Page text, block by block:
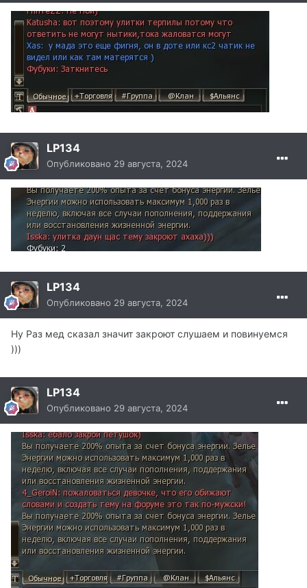
LP134
Опубликовано 29 августа, 2024
LP134
Опубликовано 29 августа, 2024
Ну Раз мед сказал значит закроют слушаем и повинуемся
)))
LP134
Опубликовано 29 августа, 2024